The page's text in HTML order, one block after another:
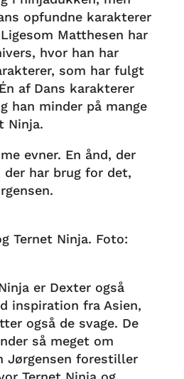
opfundne karakterer
Matthesen har
hvor han har
som har fulgt
af Dans karakterer
han minder på mange
Ninja.
evner. En ånd, der
har brug for det,
Ternet Ninja. Foto:
er Dexter også
inspiration fra Asien,
også de svage. De
så meget om
Jørgensen forestiller